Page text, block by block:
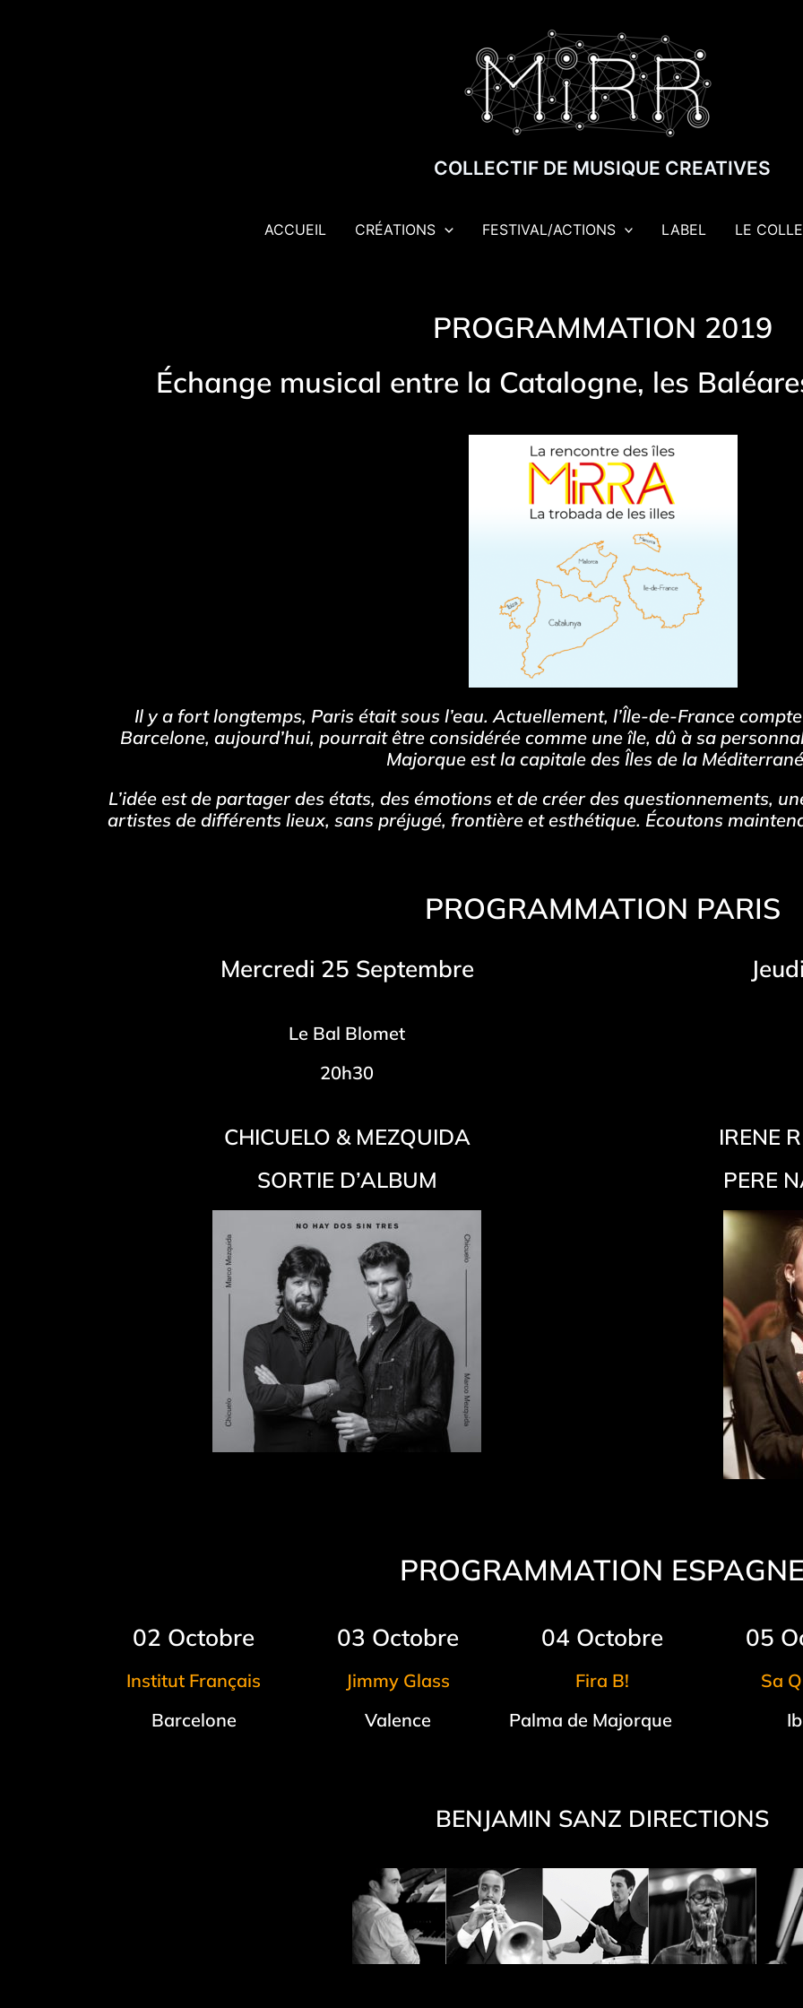
COLLECTIF DE MUSIQUE CREATIVES
ACCUEIL CRÉATIONS FESTIVAL/ACTIONS LABEL LE
PROGRAMMATION 2019
Échange musical entre la Catalogne, les
Il y a fort longtemps, Paris était sous l’eau. Actuellement, l’Île-de-France
Barcelone, aujourd’hui, pourrait être considérée comme une île, dû à sa
Majorque est la capitale des Îles de la
L’idée est de partager des états, des émotions et de créer des questionnements,
artistes de différents lieux, sans préjugé, frontière et esthétique. Écoutons
PROGRAMMATION PARIS
Mercredi 25 Septembre
Le Bal Blomet
20h30
CHICUELO & MEZQUIDA
SORTIE D’ALBUM
IRENE
PERE
PROGRAMMATION
02 Octobre
Institut Français
Barcelone
03 Octobre
Jimmy Glass
Valence
04 Octobre
Fira B!
Palma de Majorque
05
Sa
BENJAMIN SANZ DIRECTIONS